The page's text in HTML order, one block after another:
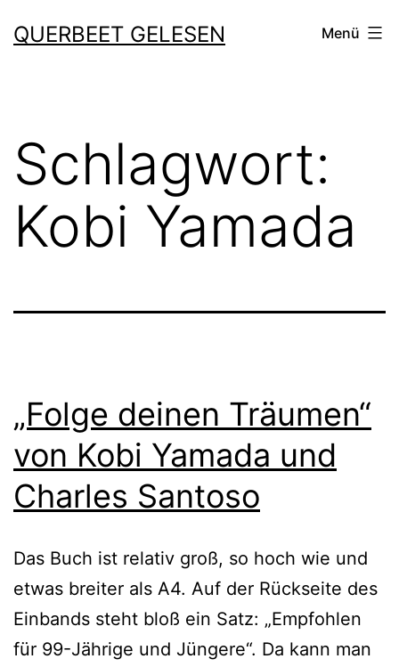
Inhalt
QUERBEET GELESEN Menü
Schlagwort:
Kobi Yamada
„Folge deinen Träumen“
von Kobi Yamada und
Charles Santoso
Das Buch ist rela­tiv groß, so hoch wie und
etwas brei­ter als A4. Auf der Rückseite des
Einbands steht bloß ein Satz: „Empfohlen
für 99-Jährige und Jüngere“. Da kann man